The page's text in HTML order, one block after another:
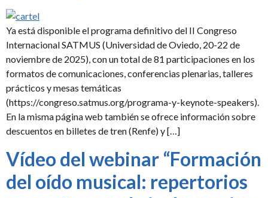
Ya está disponible el programa definitivo del II Congreso
Internacional SATMUS (Universidad de Oviedo, 20-22 de
noviembre de 2025), con un total de 81 participaciones en los
formatos de comunicaciones, conferencias plenarias, talleres
prácticos y mesas temáticas
(https://congreso.satmus.org/programa-y-keynote-speakers).
En la misma página web también se ofrece información sobre
descuentos en billetes de tren (Renfe) y […]
Vídeo del webinar “Formación
del oído musical: repertorios